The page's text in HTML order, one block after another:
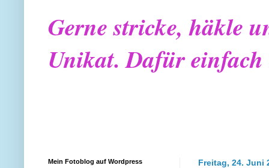
Gerne stricke, häkle
Unikat. Dafür
Freitag, 24. Juni
Mein Fotoblog auf Wordpress